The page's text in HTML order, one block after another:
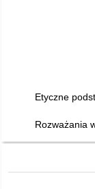
Etyczne
Rozważania